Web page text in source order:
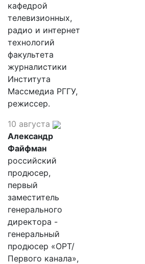
кафедрой
телевизионных,
радио и интернет
технологий
факультета
журналистики
Института
Массмедиа РГГУ,
режиссер.
10 августа
Александр
Файфман
российский
продюсер,
первый
заместитель
генерального
директора -
генеральный
продюсер «ОРТ/
Первого канала»,